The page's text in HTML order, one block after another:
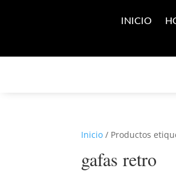
INICIO
Inicio / Productos
gafas retro